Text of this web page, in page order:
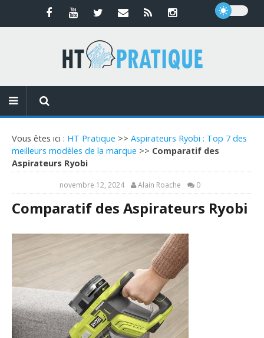
Vous êtes ici : HT Pratique >> Aspirateurs Ryobi : Top 7 des
meilleurs modèles de la marque >> Comparatif des
Aspirateurs Ryobi
novembre 12, 2024 Alain Roache 0
Comparatif des Aspirateurs Ryobi